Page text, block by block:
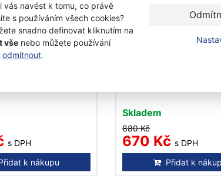
vás navést k tomu, co právě
s používáním všech cookies?
snadno definovat kliknutím na
vše nebo můžete používání
odmítnout.
-26%
zahradní
s DPH
k nákupu
Skladem
880 Kč
670 Kč s DPH
Přidat k